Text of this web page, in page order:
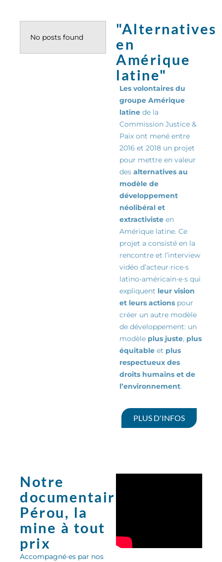
No posts found
"Alternatives
en
Amérique
latine"
Les volontaires du
groupe Amérique
latine de la
Commission Justice &
Paix ont mené entre
2016 et 2018 un projet
pour mettre en valeur
des alternatives au
modèle de
développement
néolibéral et
extractiviste en
Amérique latine. Ce
projet a consisté en la
rencontre et l’interview
vidéo d’acteur·rice·s
latino-américain·e·s qui
expliquent leur vision
et leurs actions pour
créer un autre modèle
de développement: un
modèle plus juste, plus
équitable et plus
respectueux des
droits humains et de
l’environnement.
PLUS D'INFOS
Notre
documentaire:
Pérou, la
mine à tout
prix
Accompagné·es par nos